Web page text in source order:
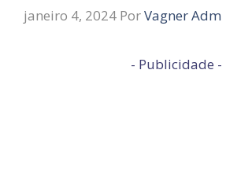
janeiro 4, 2024 PorVagner Adm
- Publicidade -